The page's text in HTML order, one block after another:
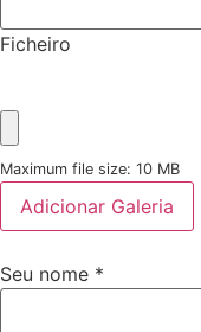
Ficheiro
Maximum file size: 10 MB
Adicionar Galeria
Seu nome *